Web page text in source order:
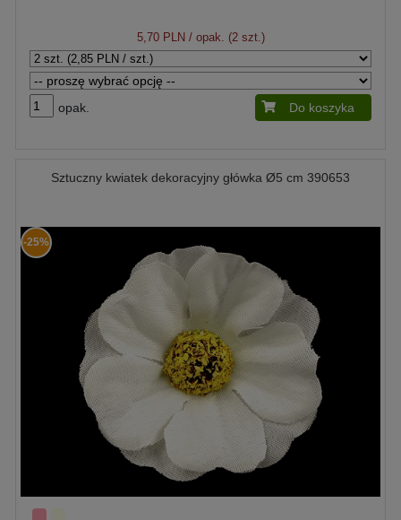
5,70 PLN/ opak. (2 szt.)
opak. Do koszyka
Sztuczny kwiatek dekoracyjny główka Ø5 cm 390653
-25%